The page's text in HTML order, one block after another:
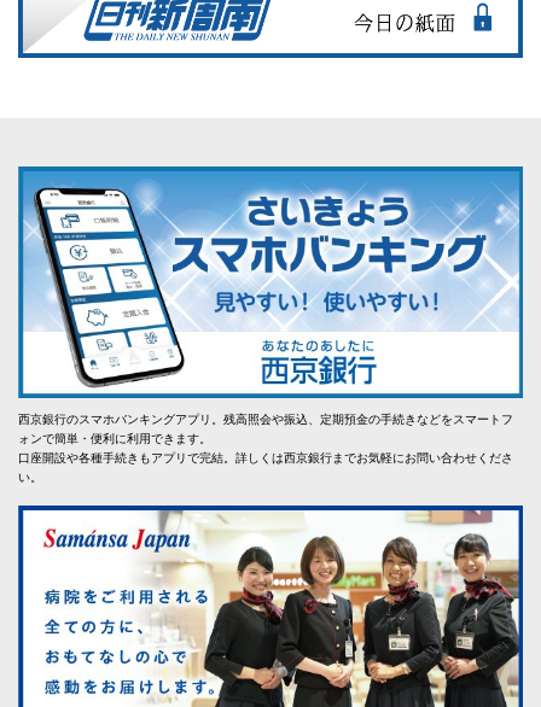
西京銀行のスマホバンキングアプリ。残高照会や振込、定期預金の手続きなどをスマートフ
ォンで簡単・便利に利用できます。
口座開設や各種手続きもアプリで完結。詳しくは西京銀行までお気軽にお問い合わせくださ
い。